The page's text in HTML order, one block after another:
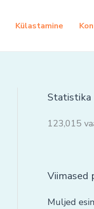
Külastamine
Statistika
123,015
Viimased
Muljed